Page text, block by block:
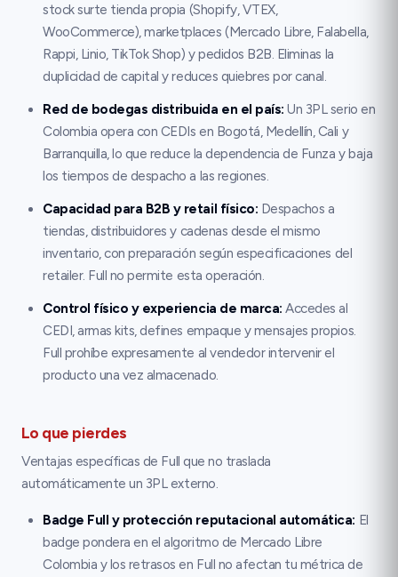
stock surte tienda propia (Shopify, VTEX,
WooCommerce), marketplaces (Mercado Libre, Falabella,
Rappi, Linio, TikTok Shop) y pedidos B2B. Eliminas la
duplicidad de capital y reduces quiebres por canal.
Red de bodegas distribuida en el país: Un 3PL serio en
Colombia opera con CEDIs en Bogotá, Medellín, Cali y
Barranquilla, lo que reduce la dependencia de Funza y baja
los tiempos de despacho a las regiones.
Capacidad para B2B y retail físico: Despachos a
tiendas, distribuidores y cadenas desde el mismo
inventario, con preparación según especificaciones del
retailer. Full no permite esta operación.
Control físico y experiencia de marca: Accedes al
CEDI, armas kits, defines empaque y mensajes propios.
Full prohíbe expresamente al vendedor intervenir el
producto una vez almacenado.
Lo que pierdes
Ventajas específicas de Full que no traslada
automáticamente un 3PL externo.
Badge Full y protección reputacional automática: El
badge pondera en el algoritmo de Mercado Libre
Colombia y los retrasos en Full no afectan tu métrica de